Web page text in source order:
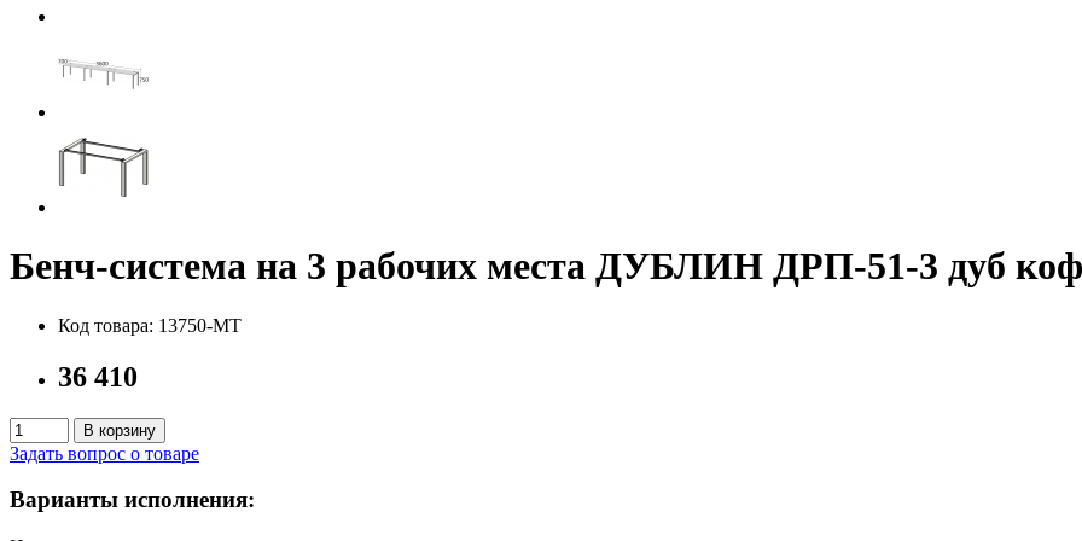
Бенч-система на 3 рабочих места ДУБЛИН ДРП-51-3 дуб
Код товара: 13750-MT
36 410
В корзину
Задать вопрос о товаре
Варианты исполнения: